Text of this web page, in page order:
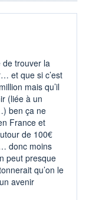
de trouver la
et que si c’est
mais qu’il
(liée à un
ben ça ne
France et
de 100€
donc moins
peut presque
qu’on le
avenir